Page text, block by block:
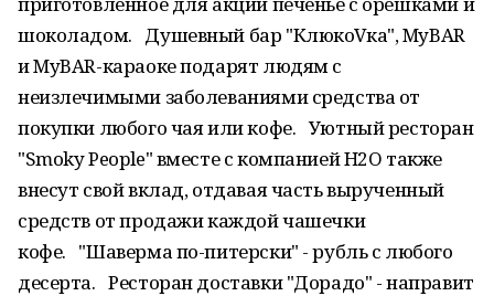
шоколадом.⠀Душевный бар "КлюкоVка", MyBAR
и MyBAR-караоке подарят людям с
неизлечимыми заболеваниями средства от
покупки любого чая или кофе.⠀Уютный ресторан
"Smoky People" вместе с компанией H2O также
внесут свой вклад, отдавая часть вырученный
средств от продажи каждой чашечки
кофе.⠀"Шаверма по-питерски" - рубль с любого
десерта.⠀Ресторан доставки "Дорадо" - направит